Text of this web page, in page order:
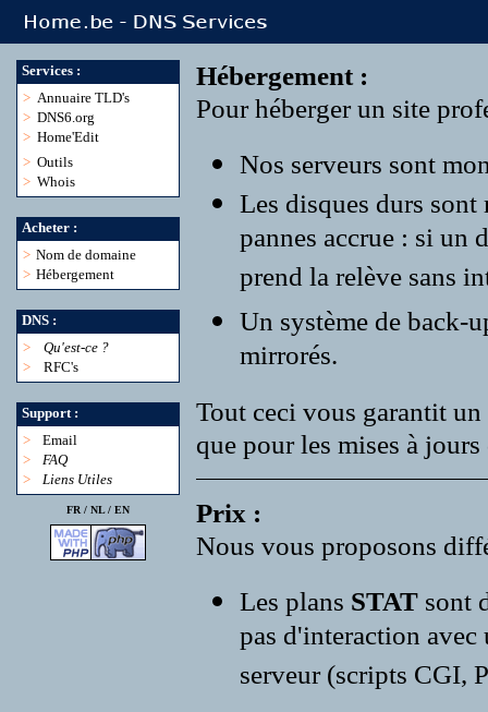
Services :
> Annuaire TLD's
> DNS6.org
> Home'Edit
> Outils
> Whois
Acheter :
> Nom de domaine
> Hébergement
DNS :
>
Qu'est-ce ?
>
RFC's
Support :
>
Email
>
FAQ
>
Liens Utiles
FR / NL/ EN
Hébergement :
Pour héberger un site
Nos serveurs sont
Les disques durs
pannes accrue : si un
prend la relève sans
Un système de back-
mirrorés.
Tout ceci vous garantit
que pour les mises à
Prix :
Nous vous proposons
Les plans STAT sont
pas d'interaction avec
serveur (scripts CGI,